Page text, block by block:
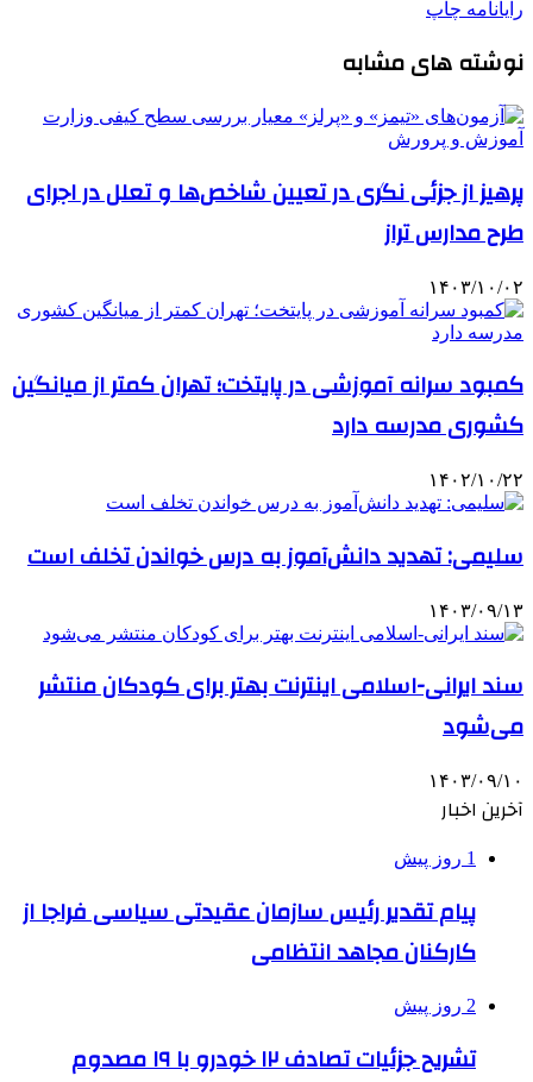
رایانامه چاپ
نوشته های مشابه
پرهیز از جزئی نگری در تعیین شاخص‌ها و تعلل در اجرای
طرح مدارس تراز
۱۴۰۳/۱۰/۰۲
کمبود سرانه آموزشی در پایتخت؛ تهران کمتر از میانگین
کشوری مدرسه دارد
۱۴۰۲/۱۰/۲۲
سلیمی: تهدید دانش‌آموز به درس خواندن تخلف است
۱۴۰۳/۰۹/۱۳
سند ایرانی-اسلامی اینترنت بهتر برای کودکان منتشر
می‌شود
۱۴۰۳/۰۹/۱۰
آخرین اخبار
1 روز پیش
پیام تقدیر رئیس سازمان عقیدتی سیاسی فراجا از
کارکنان مجاهد انتظامی
2 روز پیش
تشریح جزئیات تصادف ۱۲ خودرو با ۱۹ مصدوم